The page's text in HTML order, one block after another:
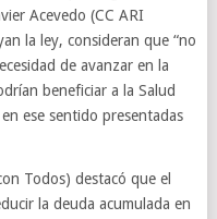
Acevedo (CC ARI
la ley, consideran que “no
de avanzar en la
beneficiar a la Salud
ese sentido presentadas
Todos) destacó que el
la deuda acumulada en